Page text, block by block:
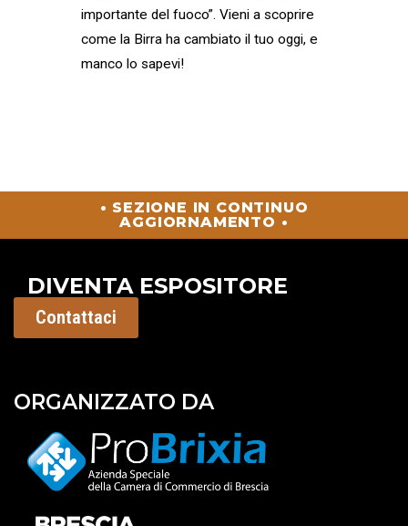
importante del fuoco”. Vieni a scoprire
come la Birra ha cambiato il tuo oggi, e
manco lo sapevi!
• SEZIONE IN CONTINUO
AGGIORNAMENTO •
DIVENTA ESPOSITORE
Contattaci
ORGANIZZATO DA